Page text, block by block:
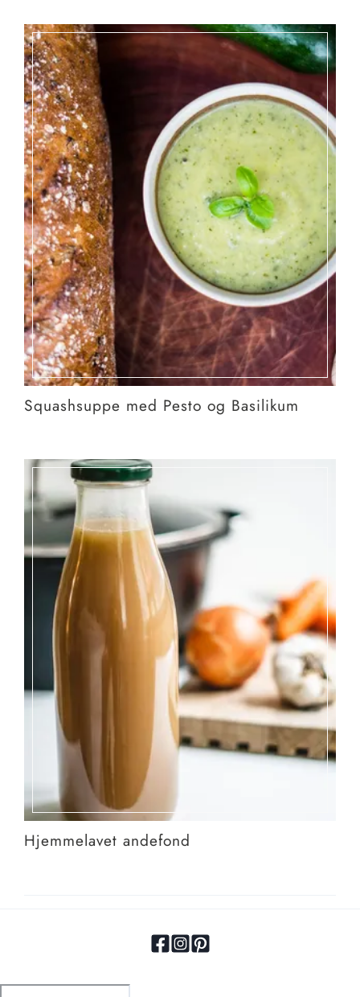
Squashsuppe med Pesto og Basilikum
Hjemmelavet andefond